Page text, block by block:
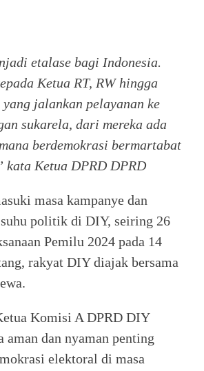
etalase bagi Indonesia.
Ketua RT, RW hingga
jalankan pelayanan ke
sukarela, dari mereka ada
berdemokrasi bermartabat
kata Ketua DPRD DPRD
masa kampanye dan
politik di DIY, seiring 26
Pemilu 2024 pada 14
rakyat DIY diajak bersama
Komisi A DPRD DIY
aman dan nyaman penting
elektoral di masa